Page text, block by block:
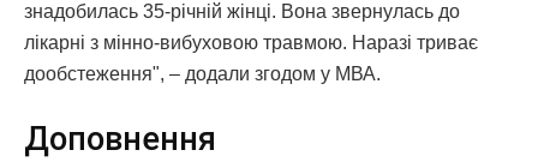
знадобилась 35-річній жінці. Вона звернулась до
лікарні з мінно-вибуховою травмою. Наразі триває
дообстеження", – додали згодом у МВА.
Доповнення